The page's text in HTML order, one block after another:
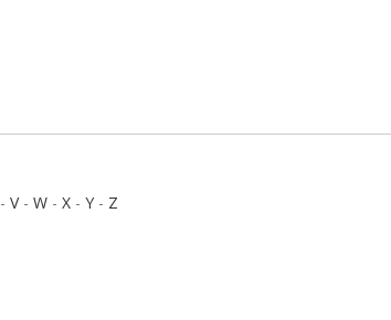
- V- W - X - Y - Z